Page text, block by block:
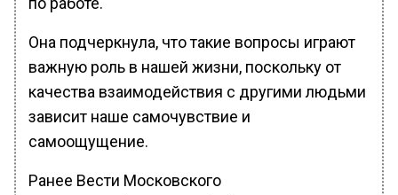
Она подчеркнула, что такие вопросы играют
важную роль в нашей жизни, поскольку от
качества взаимодействия с другими людьми
зависит наше самочувствие и
самоощущение.
Ранее Вести Московского